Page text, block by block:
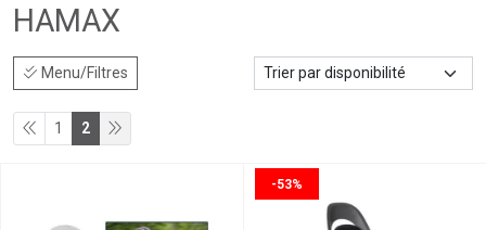
HAMAX
Menu/Filtres
1 2
-53%